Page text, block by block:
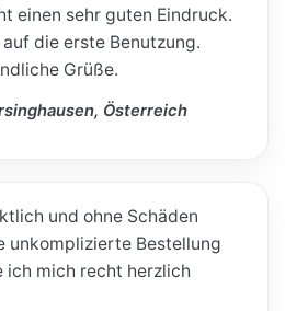
einen sehr guten Eindruck.
die erste Benutzung.
Grüße.
Österreich
und ohne Schäden
unkomplizierte Bestellung
ich mich recht herzlich